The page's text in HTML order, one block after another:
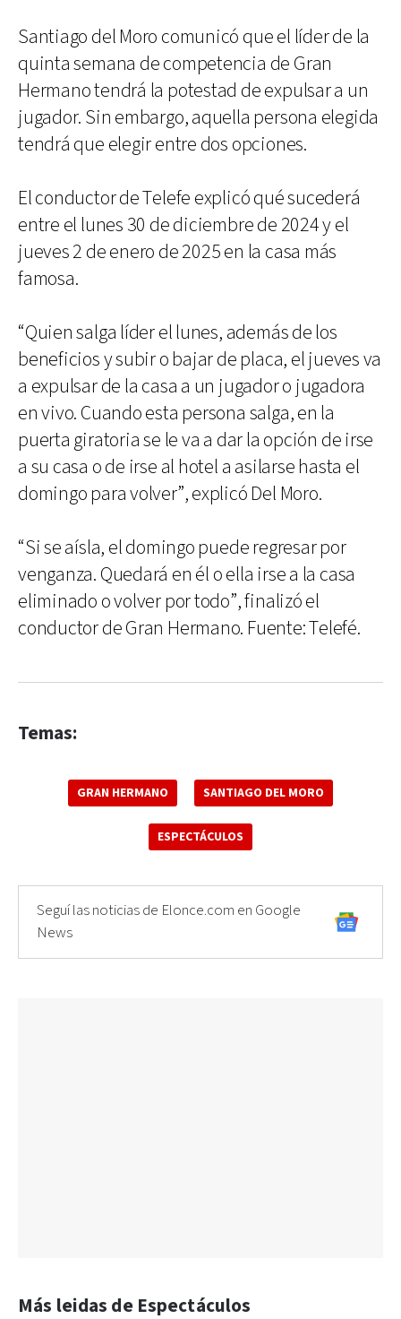
Santiago del Moro comunicó que el líder de la
quinta semana de competencia de Gran
Hermano tendrá la potestad de expulsar a un
jugador. Sin embargo, aquella persona elegida
tendrá que elegir entre dos opciones.
El conductor de Telefe explicó qué sucederá
entre el lunes 30 de diciembre de 2024 y el
jueves 2 de enero de 2025 en la casa más
famosa.
“Quien salga líder el lunes, además de los
beneficios y subir o bajar de placa, el jueves va
a expulsar de la casa a un jugador o jugadora
en vivo. Cuando esta persona salga, en la
puerta giratoria se le va a dar la opción de irse
a su casa o de irse al hotel a asilarse hasta el
domingo para volver”, explicó Del Moro.
“Si se aísla, el domingo puede regresar por
venganza. Quedará en él o ella irse a la casa
eliminado o volver por todo”, finalizó el
conductor de Gran Hermano. Fuente: Telefé.
Temas:
GRAN HERMANO SANTIAGO DEL MORO
ESPECTÁCULOS
Seguí las noticias de Elonce.com en Google
News
Más leidas de Espectáculos